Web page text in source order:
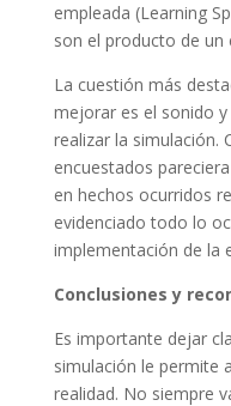
empleada (Learning
son el producto de
La cuestión más
mejorar es el sonido
realizar la simulación.
encuestados
en hechos ocurridos
evidenciado todo lo
implementación de la
Conclusiones y
Es importante dejar
simulación le permite
realidad. No siempre